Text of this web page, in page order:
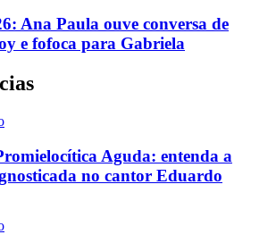
Ana Paula ouve conversa de
e fofoca para Gabriela
Aguda: entenda a
no cantor Eduardo